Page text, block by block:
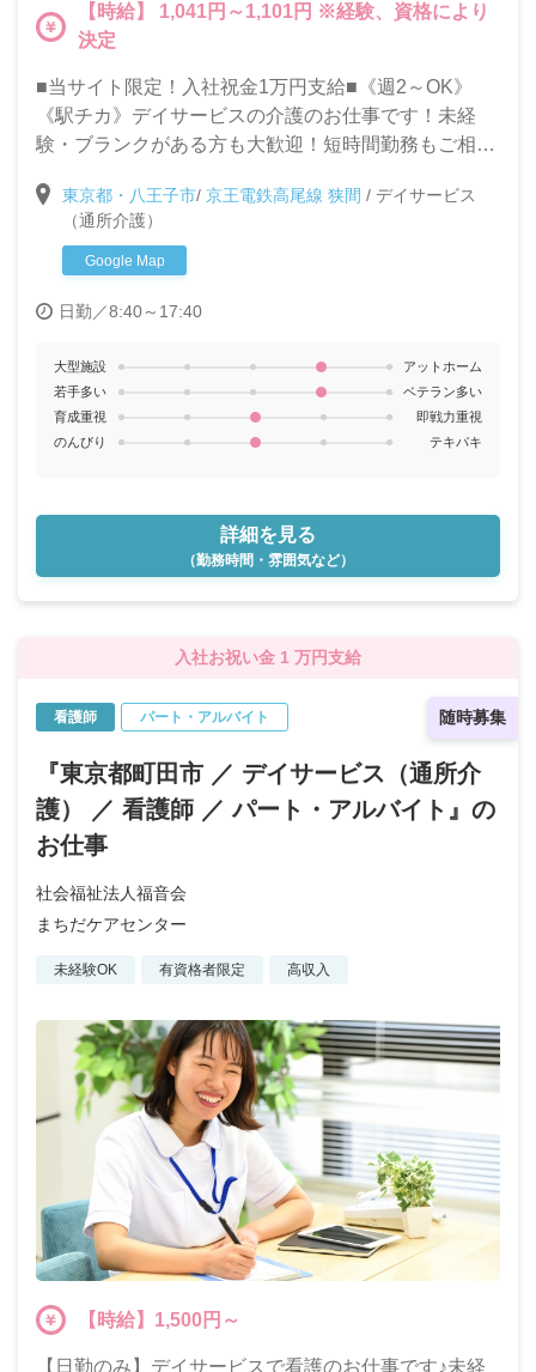
【時給】 1,041円～1,101円 ※経験、資格により
決定
■当サイト限定！入社祝金1万円支給■《週2～OK》
《駅チカ》デイサービスの介護のお仕事です！未経
験・ブランクがある方も大歓迎！短時間勤務もご相談
東京都・八王子市/ 京王電鉄高尾線 狭間 / デイサービス
（通所介護）
Google Map
日勤／8:40～17:40
大型施設
アットホーム
若手多い
ベテラン多い
育成重視
即戦力重視
のんびり
テキパキ
詳細を見る
（勤務時間・雰囲気など）
入社お祝い金 1 万円支給
随時募集
看護師 パート・アルバイト
『東京都町田市 ／ デイサービス（通所介
護） ／ 看護師 ／ パート・アルバイト』の
お仕事
社会福祉法人福音会
まちだケアセンター
未経験OK 有資格者限定 高収入
【時給】1,500円～
【日勤のみ】デイサービスで看護のお仕事です♪未経